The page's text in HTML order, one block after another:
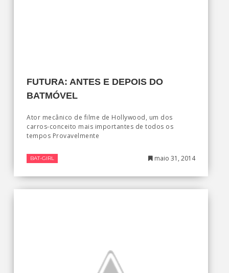
FUTURA: ANTES E DEPOIS DO
BATMÓVEL
Ator mecânico de filme de Hollywood, um dos
carros-conceito mais importantes de todos os
tempos Provavelmente
BAT-GIRL maio 31, 2014